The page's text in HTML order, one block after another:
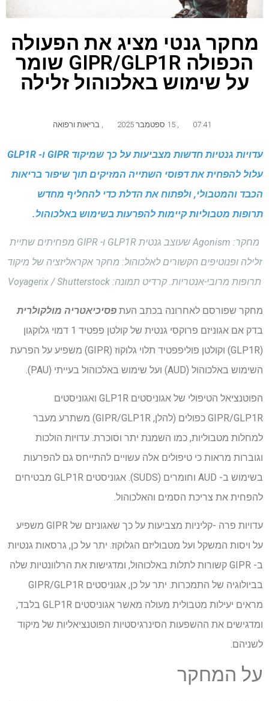
מחקר גנטי מציג את הפעולה
הכפולה GIPR/GLP1R שומר
על שימוש באלכוהול זלילה
07:41 בריאות ורפואה
עדויות גנטיות חדשות מצביעות על כך שמיקוד GIPR ו- GLP1R
עלול להפחית את דפוסי השתייה המזיקים תוך שיפור בריאות
הכבד והמטבולי, ולפתוח את הדלת כדי להחליף מחדש
תרופות מטבוליות קיימות להפרעות בשימוש באלכוהול.
מחקר: Agonism שעוצב גנטית GLP1R ו- GIPR מפחיתים שתיית
זלילה ופנוטיפים הקשורים לאלכוהול: מחקר אקראליזציה של מיקוד
תרופות מרובי-אנטריות. קרדיט תמונה: Voyagerix / Shutterstock
מחקר שפורסם לאחרונה בכתב העת פסיכיאטריה מולקולרית
בדק אם אגוניזם פרוקסי גנטית של קולטן פפטיד 1 דמוי גלוקגון
(GLP1R) וקולטן פוליפפטיד תלוי גלוקוז (GIPR) משפיע על הפרעת
השימוש באלכוהול (AUD) ועל שימוש באלכוהול בעייתי (PAU).
הפוטנציאל הטיפולי של אגוניסטים GLP1R ואגוניסטים
GIPR/GLP1R כפולים (להלן, GIPR/GLP1R) משתרע מעבר
למחלות מטבוליות, כמו השמנת יתר וסוכרת. עדויות הולכות
וגוברות מראות כי טיפולים אלה עשויים להתייחס גם להפרעות
בשימוש ב- AUD וחומרים (SUDS). אגוניסטים GLP1R מבטיחים
להפחית את צריכת הסמים והאלכוהול.
עדויות פרה -קליניות מצביעות על כך שאגוניזם של GIPR משפיע
על ויסות המשקל ועל מטבוליזם הגלוקוז. יתר על כן, גרסאות גנטיות
ב- GIPR קשורות לתלות באלכוהול, ומדגישות את הרלוונטיות שלה
בביולוגיה של התמכרות. יתר על כן, אגוניסטים GIPR/GLP1R
מראים יעילות מטבולית מעולה מאשר אגוניסטים GLP1R בלבד,
ומדגישים את ההשפעות הסינרגיסטיות הפוטנציאליות של מיקוד
לשניהם.
על המחקר